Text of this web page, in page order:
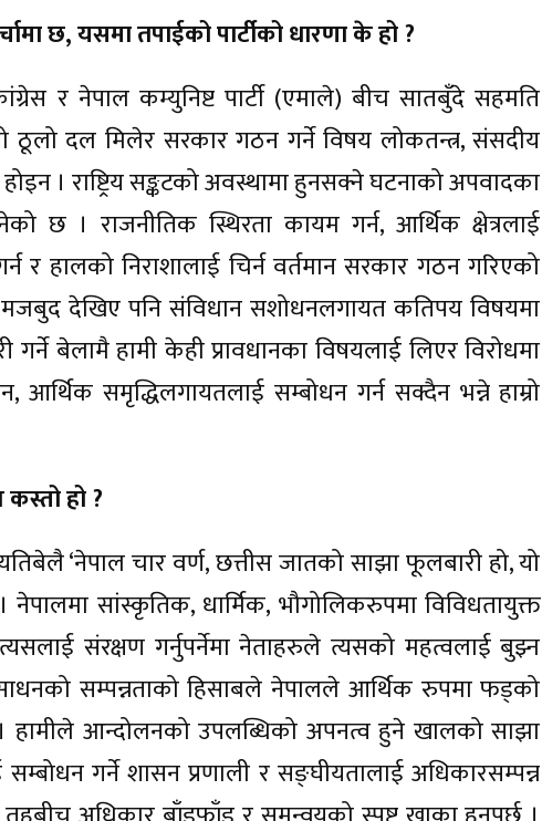
छ, यसमा तपाईको पार्टीको धारणा के हो ?
र नेपाल कम्युनिष्ट पार्टी (एमाले) बीच सातबुँदे सहमति
ठूलो दल मिलेर सरकार गठन गर्ने विषय लोकतन्त्र, संसदीय
। राष्ट्रिय सङ्कटको अवस्थामा हुनसक्ने घटनाको अपवादका
छ । राजनीतिक स्थिरता कायम गर्न, आर्थिक क्षेत्रलाई
हालको निराशालाई चिर्न वर्तमान सरकार गठन गरिएको
देखिए पनि संविधान सशोधनलगायत कतिपय विषयमा
गर्ने बेलामै हामी केही प्रावधानका विषयलाई लिएर विरोधमा
आर्थिक समृद्धिलगायतलाई सम्बोधन गर्न सक्दैन भन्ने हाम्रो
हो ?
‘नेपाल चार वर्ण, छत्तीस जातको साझा फूलबारी हो, यो
सांस्कृतिक, धार्मिक, भौगोलिकरुपमा विविधतायुक्त
संरक्षण गर्नुपर्नेमा नेताहरुले त्यसको महत्वलाई बुझ्न
सम्पन्नताको हिसाबले नेपालले आर्थिक रुपमा फड्को
। हामीले आन्दोलनको उपलब्धिको अपनत्व हुने खालको साझा
गर्ने शासन प्रणाली र सङ्घीयतालाई अधिकारसम्पन्न